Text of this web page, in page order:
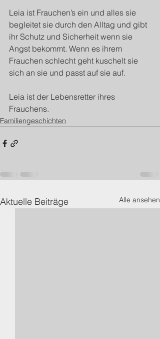
Leia ist Frauchen’s ein und alles sie
begleitet sie durch den Alltag und gibt
ihr Schutz und Sicherheit wenn sie
Angst bekommt. Wenn es ihrem
Frauchen schlecht geht kuschelt sie
sich an sie und passt auf sie auf.
Leia ist der Lebensretter ihres
Frauchens.
Familiengeschichten
Aktuelle Beiträge Alle ansehen